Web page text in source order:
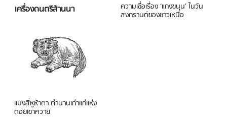
เครื่องดนตรีล้านนา ความเชื่อเรื่อง ‘แกงขนุน’ ในวัน
สงกรานต์ของชาวเหนือ
แมงสี่หูห้าตา ตำนานเก่าแก่แห่ง
ดอยเขาควาย